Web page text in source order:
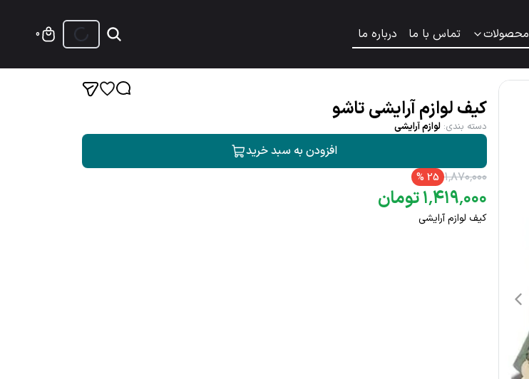
محصولات تماس با ما درباره ما 0
کیف لوازم آرایشی تاشو
دسته بندی: لوازم آرایشی
افزودن به سبد خرید
۱٬۸۷۰٬۰۰۰ 25
%
۱٬۴۱۹٬۰۰۰ تومان
کیف لوازم آرایشی